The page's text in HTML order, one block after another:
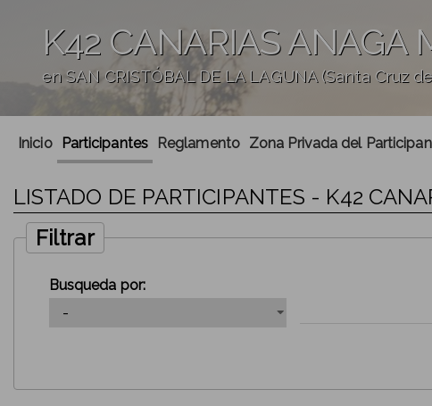
K42 CANARIAS ANAGA
en SAN CRISTÓBAL DE LA LAGUNA (Santa Cruz
Inicio Participantes Reglamento Zona Privada del
LISTADO DE PARTICIPANTES - K42
Filtrar
Busqueda por: